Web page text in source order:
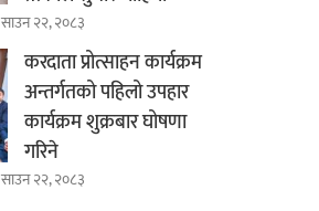
साउन २२, २०८३
करदाता प्रोत्साहन कार्यक्रम
अन्तर्गतको पहिलो उपहार
कार्यक्रम शुक्रबार घोषणा
गरिने
साउन २२, २०८३